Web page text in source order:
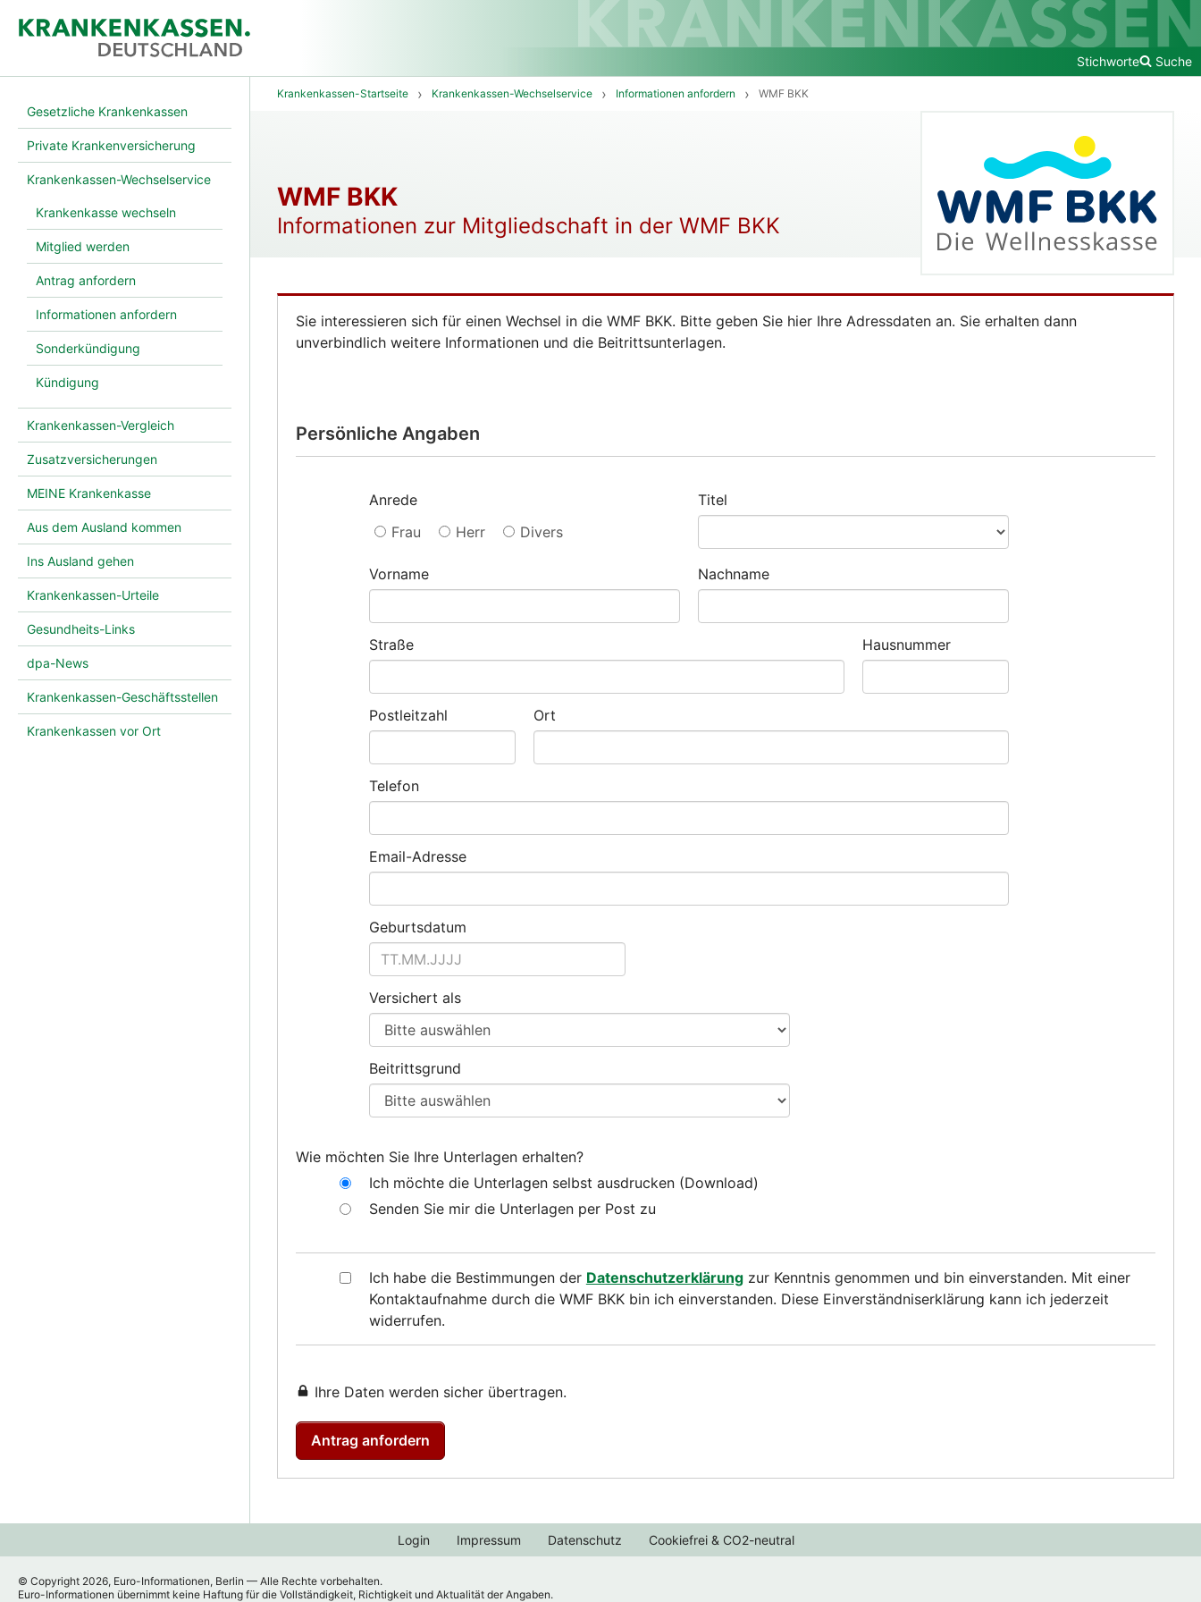
Stichworte Suche
Gesetzliche Krankenkassen
Private Krankenversicherung
Krankenkassen-Wechselservice
Krankenkasse wechseln
Mitglied werden
Antrag anfordern
Informationen anfordern
Sonderkündigung
Kündigung
Krankenkassen-Vergleich
Zusatzversicherungen
MEINE Krankenkasse
Aus dem Ausland kommen
Ins Ausland gehen
Krankenkassen-Urteile
Gesundheits-Links
dpa-News
Krankenkassen-Geschäftsstellen
Krankenkassen vor Ort
Krankenkassen-Startseite Krankenkassen-Wechselservice Informationen anfordern WMF BKK
WMF BKK
Informationen zur Mitgliedschaft in der WMF BKK
Sie interessieren sich für einen Wechsel in die WMF BKK. Bitte geben Sie hier Ihre Adressdaten an. Sie erhalten dann
unverbindlich weitere Informationen und die Beitrittsunterlagen.
Persönliche Angaben
Anrede
Frau
Herr Divers
Titel
Vorname Nachname
Straße Hausnummer
Postleitzahl Ort
Telefon
Email-Adresse
Geburtsdatum
Versichert als
Beitrittsgrund
Wie möchten Sie Ihre Unterlagen erhalten?
Ich möchte die Unterlagen selbst ausdrucken (Download)
Senden Sie mir die Unterlagen per Post zu
Ich habe die Bestimmungen der Datenschutzerklärungzur Kenntnis genommen und bin einverstanden. Mit einer
Kontaktaufnahme durch die WMF BKK bin ich einverstanden. Diese Einverständniserklärung kann ich jederzeit
widerrufen.
Ihre Daten werden sicher übertragen.
Antrag anfordern
Login Impressum Datenschutz Cookiefrei & CO2-neutral
© Copyright 2026, Euro-Informationen, Berlin — Alle Rechte vorbehalten.
Euro-Informationen übernimmt keine Haftung für die Vollständigkeit, Richtigkeit und Aktualität der Angaben.